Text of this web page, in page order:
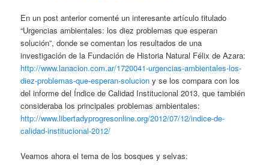
En un post anterior comenté un interesante artículo titulado
“Urgencias ambientales: los diez problemas que esperan
solución”, donde se comentan los resultados de una
investigación de la Fundación de Historia Natural Félix de Azara:
http://www.lanacion.com.ar/1720041-urgencias-ambientales-los-
diez-problemas-que-esperan-solucion y se los compara con los
del informe del Índice de Calidad Institucional 2013, que también
consideraba los principales problemas ambientales:
http://www.libertadyprogresonline.org/2012/07/12/indice-de-
calidad-institucional-2012/
Veamos ahora el tema de los bosques y selvas: